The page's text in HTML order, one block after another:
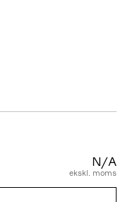
N/A
ekskl. moms